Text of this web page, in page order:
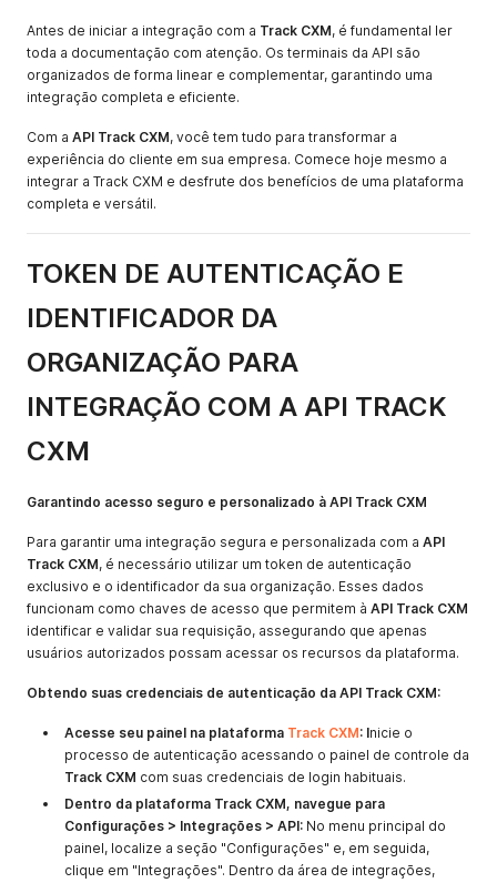
Antes de iniciar a integração com a Track CXM, é fundamental ler
toda a documentação com atenção. Os terminais da API são
organizados de forma linear e complementar, garantindo uma
integração completa e eficiente.
Com a API Track CXM, você tem tudo para transformar a
experiência do cliente em sua empresa. Comece hoje mesmo a
integrar a Track CXM e desfrute dos benefícios de uma plataforma
completa e versátil.
TOKEN DE AUTENTICAÇÃO E
IDENTIFICADOR DA
ORGANIZAÇÃO PARA
INTEGRAÇÃO COM A API TRACK
CXM
Garantindo acesso seguro e personalizado à API Track CXM
Para garantir uma integração segura e personalizada com a API
Track CXM, é necessário utilizar um token de autenticação
exclusivo e o identificador da sua organização. Esses dados
funcionam como chaves de acesso que permitem à API Track CXM
identificar e validar sua requisição, assegurando que apenas
usuários autorizados possam acessar os recursos da plataforma.
Obtendo suas credenciais de autenticação da API Track CXM:
Acesse seu painel na plataforma Track CXM: Inicie o
processo de autenticação acessando o painel de controle da
Track CXM com suas credenciais de login habituais.
Dentro da plataforma Track CXM, navegue para
Configurações > Integrações > API: No menu principal do
painel, localize a seção "Configurações" e, em seguida,
clique em "Integrações". Dentro da área de integrações,